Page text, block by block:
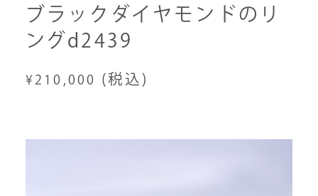
ブラックダイヤモンドのリ
ングd2439
¥210,000 (税込)